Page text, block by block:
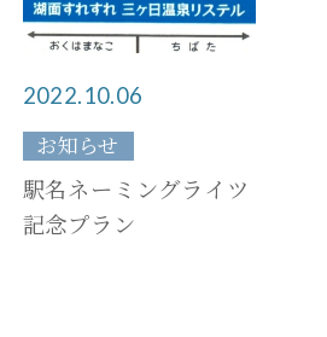
2022.10.06
お知らせ
駅名ネーミングライツ
記念プラン
ご宿泊予約
日帰りプラン